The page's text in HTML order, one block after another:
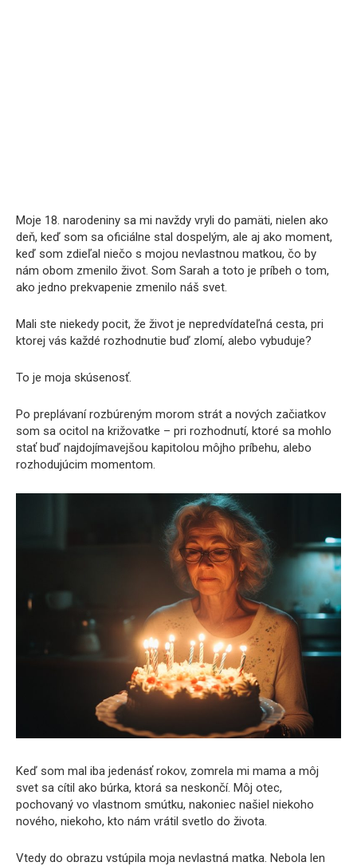
Moje 18. narodeniny sa mi navždy vryli do pamäti, nielen ako
deň, keď som sa oficiálne stal dospelým, ale aj ako moment,
keď som zdieľal niečo s mojou nevlastnou matkou, čo by
nám obom zmenilo život. Som Sarah a toto je príbeh o tom,
ako jedno prekvapenie zmenilo náš svet.
Mali ste niekedy pocit, že život je nepredvídateľná cesta, pri
ktorej vás každé rozhodnutie buď zlomí, alebo vybuduje?
To je moja skúsenosť.
Po preplávaní rozbúreným morom strát a nových začiatkov
som sa ocitol na križovatke – pri rozhodnutí, ktoré sa mohlo
stať buď najdojímavejšou kapitolou môjho príbehu, alebo
rozhodujúcim momentom.
Keď som mal iba jedenásť rokov, zomrela mi mama a môj
svet sa cítil ako búrka, ktorá sa neskončí. Môj otec,
pochovaný vo vlastnom smútku, nakoniec našiel niekoho
nového, niekoho, kto nám vrátil svetlo do života.
Vtedy do obrazu vstúpila moja nevlastná matka. Nebola len